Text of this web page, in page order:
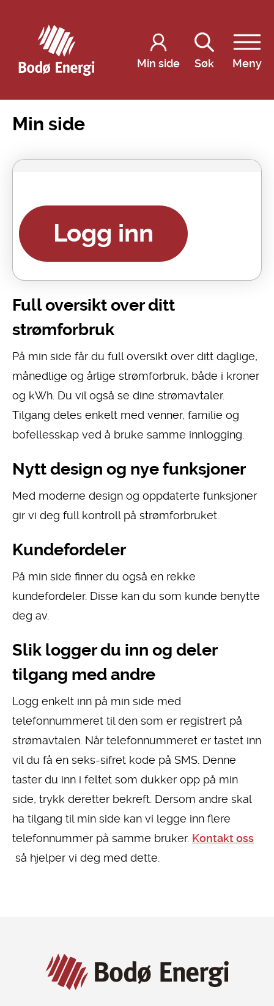
Min side Søk Meny
Min side
Logg inn
Full oversikt over ditt
strømforbruk
På min side får du full oversikt over ditt daglige,
månedlige og årlige strømforbruk, både i kroner
og kWh. Du vil også se dine strømavtaler.
Tilgang deles enkelt med venner, familie og
bofellesskap ved å bruke samme innlogging.
Nytt design og nye funksjoner
Med moderne design og oppdaterte funksjoner
gir vi deg full kontroll på strømforbruket.
Kundefordeler
På min side finner du også en rekke
kundefordeler. Disse kan du som kunde benytte
deg av.
Slik logger du inn og deler
tilgang med andre
Logg enkelt inn på min side med
telefonnummeret til den som er registrert på
strømavtalen. Når telefonnummeret er tastet inn
vil du få en seks-sifret kode på SMS. Denne
taster du inn i feltet som dukker opp på min
side, trykk deretter bekreft. Dersom andre skal
ha tilgang til min side kan vi legge inn flere
telefonnummer på samme bruker. Kontakt oss
så hjelper vi deg med dette.